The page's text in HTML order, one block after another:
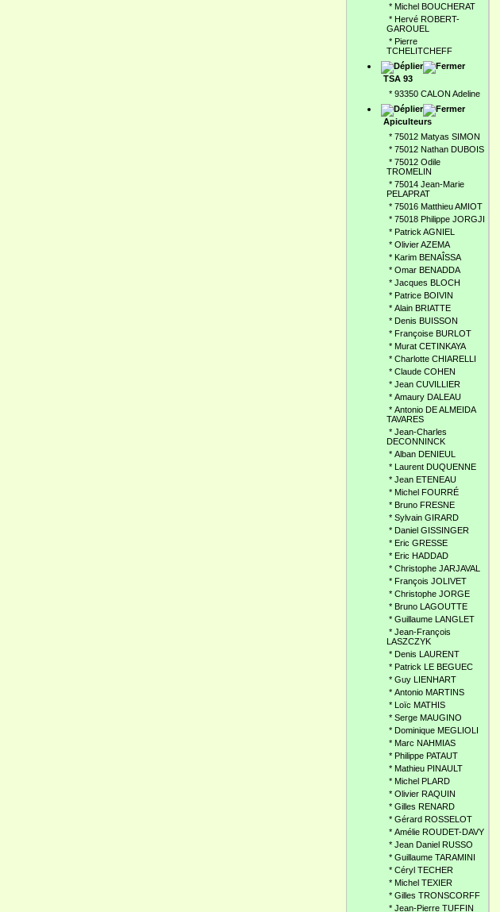
* Michel BOUCHERAT
* Hervé ROBERT-
GAROUEL
* Pierre
TCHELITCHEFF
TSA 93
* 93350 CALON Adeline
Apiculteurs
* 75012 Matyas SIMON
* 75012 Nathan DUBOIS
* 75012 Odile
TROMELIN
* 75014 Jean-Marie
PELAPRAT
* 75016 Matthieu AMIOT
* 75018 Philippe JORGJI
* Patrick AGNIEL
* Olivier AZEMA
* Karim BENAÎSSA
* Omar BENADDA
* Jacques BLOCH
* Patrice BOIVIN
* Alain BRIATTE
* Denis BUISSON
* Françoise BURLOT
* Murat CETINKAYA
* Charlotte CHIARELLI
* Claude COHEN
* Jean CUVILLIER
* Amaury DALEAU
* Antonio DE ALMEIDA
TAVARES
* Jean-Charles
DECONNINCK
* Alban DENIEUL
* Laurent DUQUENNE
* Jean ETENEAU
* Michel FOURRÉ
* Bruno FRESNE
* Sylvain GIRARD
* Daniel GISSINGER
* Eric GRESSE
* Eric HADDAD
* Christophe JARJAVAL
* François JOLIVET
* Christophe JORGE
* Bruno LAGOUTTE
* Guillaume LANGLET
* Jean-François
LASZCZYK
* Denis LAURENT
* Patrick LE BEGUEC
* Guy LIENHART
* Antonio MARTINS
* Loïc MATHIS
* Serge MAUGINO
* Dominique MEGLIOLI
* Marc NAHMIAS
* Philippe PATAUT
* Mathieu PINAULT
* Michel PLARD
* Olivier RAQUIN
* Gilles RENARD
* Gérard ROSSELOT
* Amélie ROUDET-DAVY
* Jean Daniel RUSSO
* Guillaume TARAMINI
* Céryl TECHER
* Michel TEXIER
* Gilles TRONSCORFF
* Jean-Pierre TUFFIN